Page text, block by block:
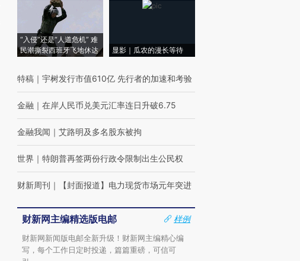
“入侵”还是“人道危机” 难
民潮撕裂西班牙飞地休达
显影｜瓜农的漫长等待
特稿 ｜ 宇树发行市值610亿 先行者的加速和考验
金融 ｜ 在岸人民币兑美元汇率连日升破6.75
金融我闻 ｜ 艾路明及多名股东被拘
世界 ｜ 特朗普再签两份行政令限制出生公民权
财新周刊 ｜ 【封面报道】电力现货市场元年突进
财新网主编精选版电邮
样例
财新网新闻版电邮全新升级！财新网主编精心编
写，每个工作日定时投递，篇篇重磅，可信可